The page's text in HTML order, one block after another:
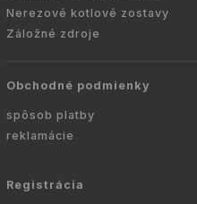
Nerezové kotlové zostavy
Záložné zdroje
Obchodné podmienky
spôsob platby
reklamácie
Registrácia